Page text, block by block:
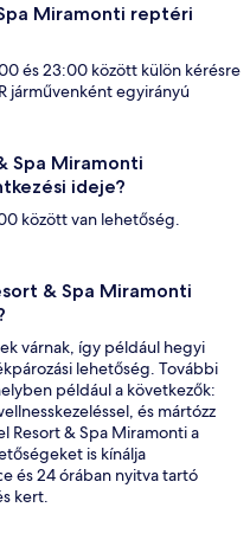
Miramonti reptéri
és 23:00 között külön kérésre
járművenként egyirányú
Spa Miramonti
ideje?
között van lehetőség.
& Spa Miramonti
várnak, így például hegyi
lehetőség. További
például a következők:
és mártózz
Resort & Spa Miramonti a
is kínálja
és 24 órában nyitva tartó
kert.